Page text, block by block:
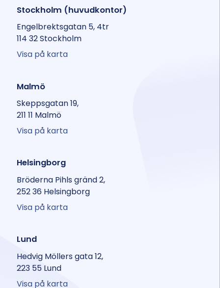
Stockholm (huvudkontor)
Engelbrektsgatan 5, 4tr
114 32 Stockholm
Visa på karta
Malmö
Skeppsgatan 19,
211 11 Malmö
Visa på karta
Helsingborg
Bröderna Pihls gränd 2,
252 36 Helsingborg
Visa på karta
Lund
Hedvig Möllers gata 12,
223 55 Lund
Visa på karta